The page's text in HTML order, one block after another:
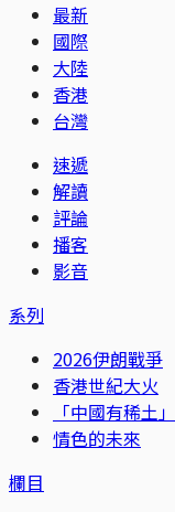
最新
國際
大陸
香港
台灣
速遞
解讀
評論
播客
影音
系列
2026伊朗戰爭
香港世紀大火
「中國有稀土」
情色的未來
欄目